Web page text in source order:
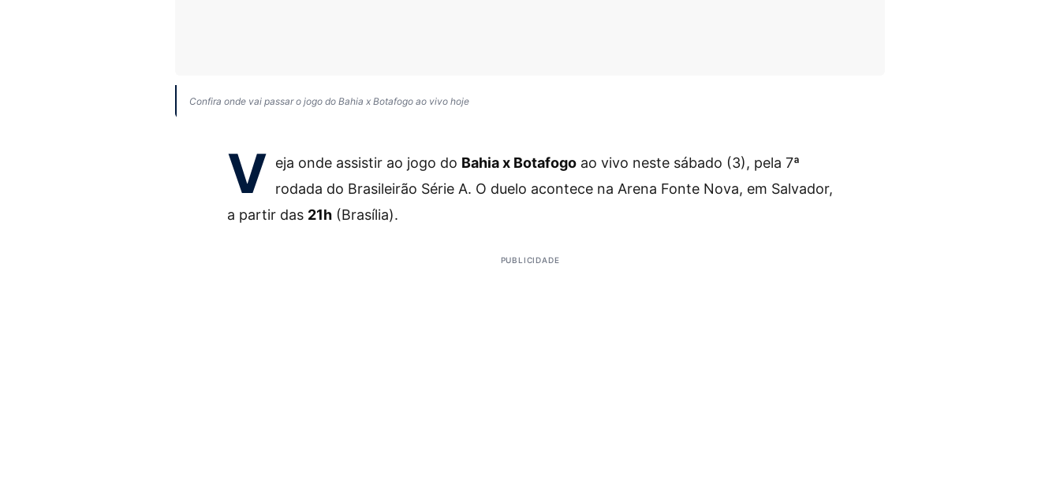
Confira onde vai passar o jogo do Bahia x Botafogo ao vivo hoje
V eja onde assistir ao jogo do Bahia x Botafogo ao vivo neste sábado (3), pela 7ª
rodada do Brasileirão Série A. O duelo acontece na Arena Fonte Nova, em Salvador,
a partir das 21h (Brasília).
PUBLICIDADE